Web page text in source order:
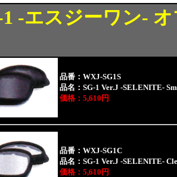
1 -エスジーワン-
品番：WXJ-SG1S
品名：SG-1 Ver.J -SELENITE-
価格：5,610円
品番：WXJ-SG1C
品名：SG-1 Ver.J -SELENITE-
価格：5,610円